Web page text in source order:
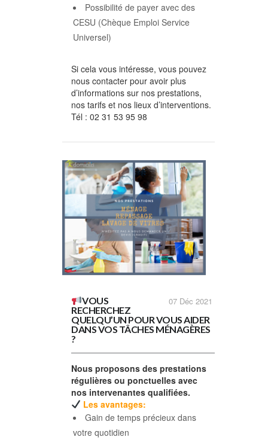
Possibilité de payer avec des
CESU (Chèque Emploi Service
Universel)
Si cela vous intéresse, vous pouvez
nous contacter pour avoir plus
d’informations sur nos prestations,
nos tarifs et nos lieux d’interventions.
Tél : 02 31 53 95 98
07 Déc 2021
VOUS
RECHERCHEZ
QUELQU’UN POUR VOUS AIDER
DANS VOS TÂCHES MÉNAGÈRES
?
Nous proposons des prestations
régulières ou ponctuelles avec
nos intervenantes qualifiées.
Les avantages:
Gain de temps précieux dans
votre quotidien